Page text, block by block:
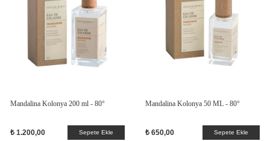
Mandalina Kolonya 200 ml - 80°
₺ 1.200,00 Sepete Ekle
Mandalina Kolonya 50 ML - 80°
₺ 650,00 Sepete Ekle